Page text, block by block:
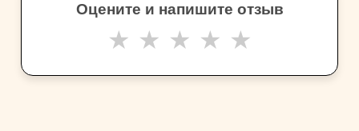
Оцените и напишите отзыв
★ ★ ★ ★ ★